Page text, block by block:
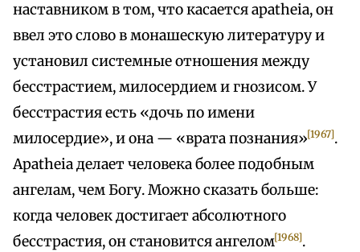
наставником в том, что касается apatheia, он
ввел это слово в монашескую литературу и
установил системные отношения между
бесстрастием, милосердием и гнозисом. У
бесстрастия есть «дочь по имени
милосердие», и она — «врата познания»[1967].
Apatheia делает человека более подобным
ангелам, чем Богу. Можно сказать больше:
когда человек достигает абсолютного
бесстрастия, он становится ангелом[1968].